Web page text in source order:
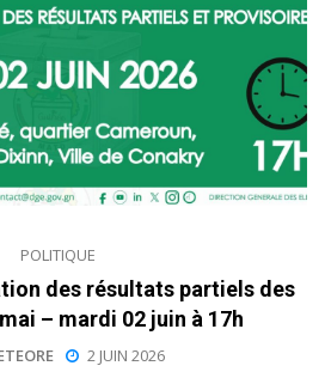
POLITIQUE
des résultats partiels des
– mardi 02 juin à 17h
2 JUIN 2026